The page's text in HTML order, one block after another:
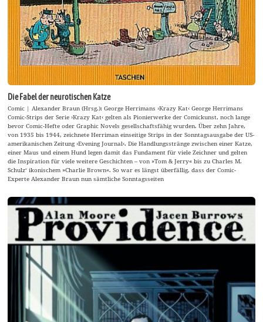
Die Fabel der neurotischen Katze
Comic | Alexander Braun (Hrsg.): George Herrimans ›Krazy Kat‹ George Herrimans
Comic-Strips der Serie ›Krazy Kat‹ gelten als Pionierwerke der Comickunst, noch lange
bevor Comic-Hefte oder Graphic Novels gesellschaftsfähig wurden. Über zehn Jahre,
von 1935 bis 1944, zeichnete Herriman einseitige Strips in der Sonntagsausgabe der US-
amerikanischen Zeitung ›Evening Journal‹. Die Handlungsstränge zwischen einer Katze,
einer Maus und einem Hund legen damit das Fundament für viele Zeichner und gelten
die Inspiration für viele weitere Geschichten – von »Tom & Jerry« bis zu Charles M.
Schulz‘ ikonischem »Charlie Brown«. So war es längst überfällig, dass der Comic-
Experte Alexander Braun nun sämtliche Sonntagsseiten